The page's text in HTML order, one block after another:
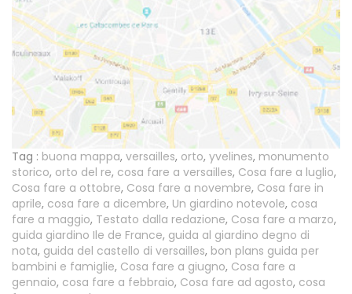
Tag : buona mappa, versailles, orto, yvelines, monumento
storico, orto del re, cosa fare a versailles, Cosa fare a luglio,
Cosa fare a ottobre, Cosa fare a novembre, Cosa fare in
aprile, cosa fare a dicembre, Un giardino notevole, cosa
fare a maggio, Testato dalla redazione, Cosa fare a marzo,
guida giardino Ile de France, guida al giardino degno di
nota, guida del castello di versailles, bon plans guida per
bambini e famiglie, Cosa fare a giugno, Cosa fare a
gennaio, cosa fare a febbraio, Cosa fare ad agosto, cosa